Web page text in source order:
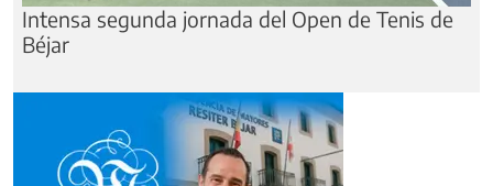
Intensa segunda jornada del Open de Tenis de
Béjar